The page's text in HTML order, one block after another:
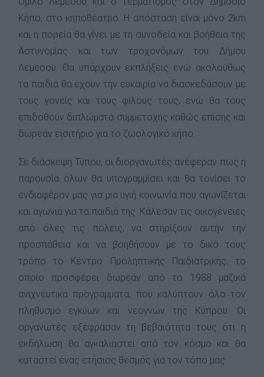
Κήπο, στο κηποθέατρο. Η απόσταση είναι μόνο 2km
και η πορεία θα γίνει με τη συνοδεία και βοήθεια της
Αστυνομίας και των τροχονόμων του Δήμου
Λεμεσού. Θα υπάρχουν εκπλήξεις ενώ ακολούθως
τα παιδιά θα έχουν την ευκαιρία να διασκεδάσουν με
τους γονείς και τους φίλους τους, ενώ θα τους
επιδοθούν διπλώματα συμμετοχής καθώς επίσης και
δωρεάν εισιτήριο για το ζωολογικό κήπο.
Σε διάσκεψη Τύπου, οι διοργανωτές ανέφεραν πως η
παρουσία όλων θα υπογραμμίσει και θα τονίσει το
ενδιαφέρον μας για μια υγιή κοινωνία που αγωνίζεται
και αγωνιά για τα παιδιά της. Κάλεσαν τις οικογένειες
από όλες τις πόλεις, να στηρίξουν αυτήν την
προσπάθεια και να βοηθήσουν με το δικό τους
τρόπο το Κέντρο Προληπτικής Παιδιατρικής, το
οποίο προσφέρει δωρεάν από το 1988 μαζικά
ανιχνευτικά προγράμματα, που καλύπτουν όλο τον
πληθυσμό εγκύων και νεογνών της Κύπρου. Οι
οργανωτές εξέφρασαν τη βεβαιότητα τους ότι η
εκδήλωση θα αγκαλιαστεί από τον κόσμο και θα
καταστεί ένας ετήσιος θεσμός για τον τόπο μας.